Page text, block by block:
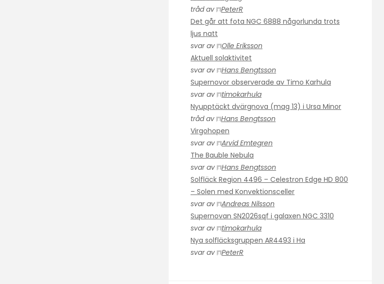
tråd av
PeterR
Det går att fota NGC 6888 någorlunda trots
ljus natt
svar av
Olle Eriksson
Aktuell solaktivitet
svar av
Hans Bengtsson
Supernovor observerade av Timo Karhula
svar av
timokarhula
Nyupptäckt dvärgnova (mag 13) i Ursa Minor
tråd av
Hans Bengtsson
Virgohopen
svar av
Arvid Emtegren
The Bauble Nebula
svar av
Hans Bengtsson
Solfläck Region 4496 – Celestron Edge HD 800
– Solen med Konvektionsceller
svar av
Andreas Nilsson
Supernovan SN2026sqf i galaxen NGC 3310
svar av
timokarhula
Nya solfläcksgruppen AR4493 i Ha
svar av
PeterR